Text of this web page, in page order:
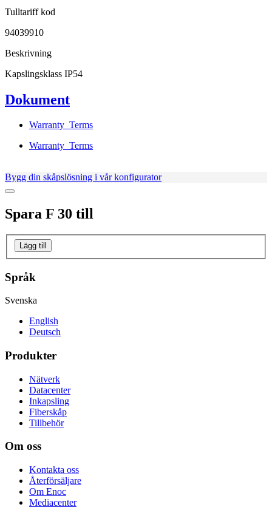
Tulltariff kod
94039910
Beskrivning
Kapslingsklass IP54
Dokument
Warranty_Terms
Warranty_Terms
Bygg din skåpslösning i vår konfigurator
Spara F 30 till
Lägg till
Språk
Svenska
English
Deutsch
Produkter
Nätverk
Datacenter
Inkapsling
Fiberskåp
Tillbehör
Om oss
Kontakta oss
Återförsäljare
Om Enoc
Mediacenter